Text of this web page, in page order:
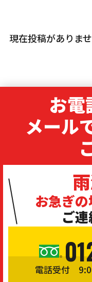
現在投稿がありませ
お電
メール
お急ぎ
ご
電話受付